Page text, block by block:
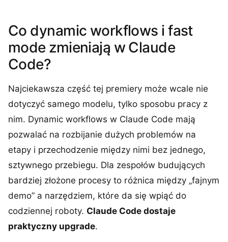
Co dynamic workflows i fast
mode zmieniają w Claude
Code?
Najciekawsza część tej premiery może wcale nie
dotyczyć samego modelu, tylko sposobu pracy z
nim. Dynamic workflows w Claude Code mają
pozwalać na rozbijanie dużych problemów na
etapy i przechodzenie między nimi bez jednego,
sztywnego przebiegu. Dla zespołów budujących
bardziej złożone procesy to różnica między „fajnym
demo” a narzędziem, które da się wpiąć do
codziennej roboty. Claude Code dostaje
praktyczny upgrade.